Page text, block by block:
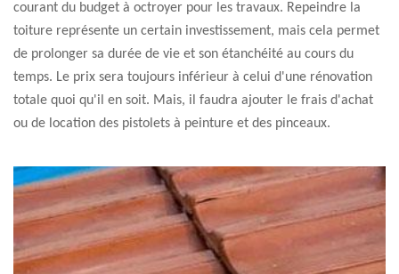
courant du budget à octroyer pour les travaux. Repeindre la
toiture représente un certain investissement, mais cela permet
de prolonger sa durée de vie et son étanchéité au cours du
temps. Le prix sera toujours inférieur à celui d'une rénovation
totale quoi qu'il en soit. Mais, il faudra ajouter le frais d'achat
ou de location des pistolets à peinture et des pinceaux.